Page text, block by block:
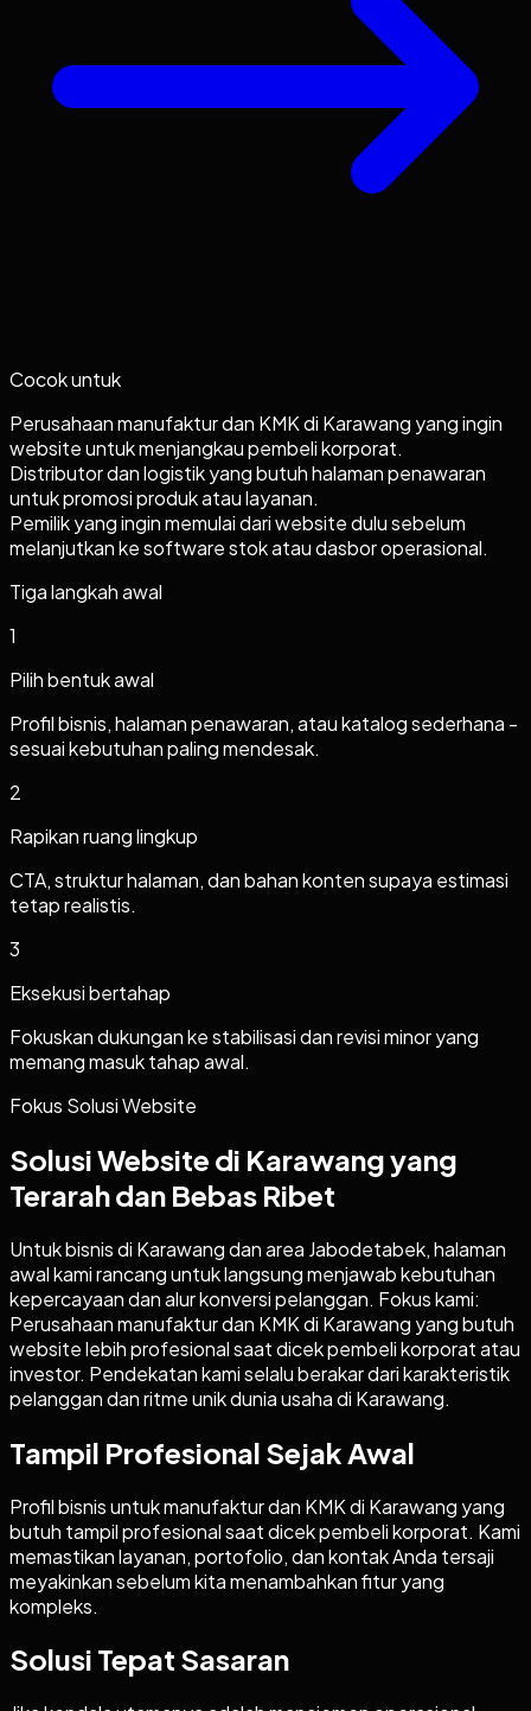
Cocok untuk
Perusahaan manufaktur dan KMK di Karawang yang ingin
website untuk menjangkau pembeli korporat.
Distributor dan logistik yang butuh halaman penawaran
untuk promosi produk atau layanan.
Pemilik yang ingin memulai dari website dulu sebelum
melanjutkan ke software stok atau dasbor operasional.
Tiga langkah awal
1
Pilih bentuk awal
Profil bisnis, halaman penawaran, atau katalog sederhana -
sesuai kebutuhan paling mendesak.
2
Rapikan ruang lingkup
CTA, struktur halaman, dan bahan konten supaya estimasi
tetap realistis.
3
Eksekusi bertahap
Fokuskan dukungan ke stabilisasi dan revisi minor yang
memang masuk tahap awal.
Fokus Solusi Website
Solusi Website di Karawang yang
Terarah dan Bebas Ribet
Untuk bisnis di Karawang dan area Jabodetabek, halaman
awal kami rancang untuk langsung menjawab kebutuhan
kepercayaan dan alur konversi pelanggan. Fokus kami:
Perusahaan manufaktur dan KMK di Karawang yang butuh
website lebih profesional saat dicek pembeli korporat atau
investor. Pendekatan kami selalu berakar dari karakteristik
pelanggan dan ritme unik dunia usaha di Karawang.
Tampil Profesional Sejak Awal
Profil bisnis untuk manufaktur dan KMK di Karawang yang
butuh tampil profesional saat dicek pembeli korporat. Kami
memastikan layanan, portofolio, dan kontak Anda tersaji
meyakinkan sebelum kita menambahkan fitur yang
kompleks.
Solusi Tepat Sasaran